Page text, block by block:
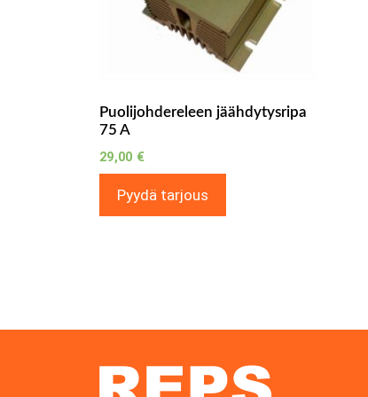
Puolijohdereleen jäähdytysripa
75 A
29,00 €
Pyydä tarjous